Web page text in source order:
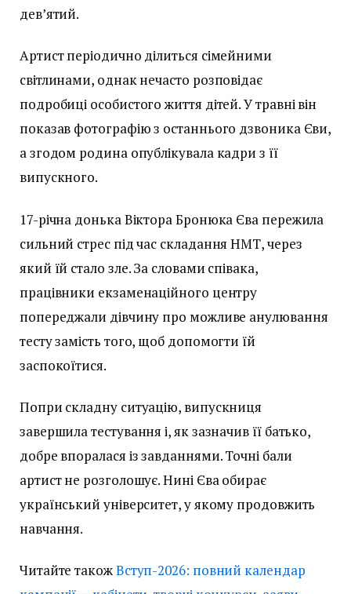
дев’ятий.
Артист періодично ділиться сімейними
світлинами, однак нечасто розповідає
подробиці особистого життя дітей. У травні він
показав фотографію з останнього дзвоника Єви,
а згодом родина опублікувала кадри з її
випускного.
17-річна донька Віктора Бронюка Єва пережила
сильний стрес під час складання НМТ, через
який їй стало зле. За словами співака,
працівники екзаменаційного центру
попереджали дівчину про можливе анулювання
тесту замість того, щоб допомогти їй
заспокоїтися.
Попри складну ситуацію, випускниця
завершила тестування і, як зазначив її батько,
добре впоралася із завданнями. Точні бали
артист не розголошує. Нині Єва обирає
український університет, у якому продовжить
навчання.
Читайте такожВступ-2026: повний календар